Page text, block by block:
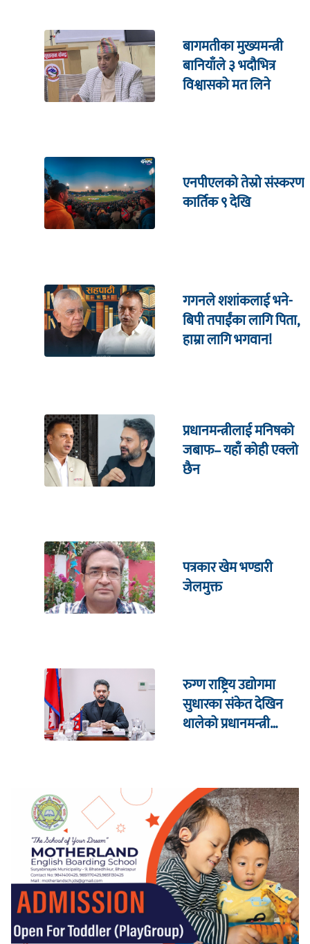
बागमतीका मुख्यमन्त्री
बानियाँले ३ भदौभित्र
विश्वासको मत लिने
एनपीएलको तेस्रो संस्करण
कार्तिक ९ देखि
गगनले शशांकलाई भने-
बिपी तपाईंका लागि पिता,
हाम्रा लागि भगवान!
प्रधानमन्त्रीलाई मनिषको
जबाफ– यहाँ कोही एक्लो
छैन
पत्रकार खेम भण्डारी
जेलमुक्त
रुग्ण राष्ट्रिय उद्योगमा
सुधारका संकेत देखिन
थालेको प्रधानमन्त्री